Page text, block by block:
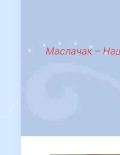
Маслачак –